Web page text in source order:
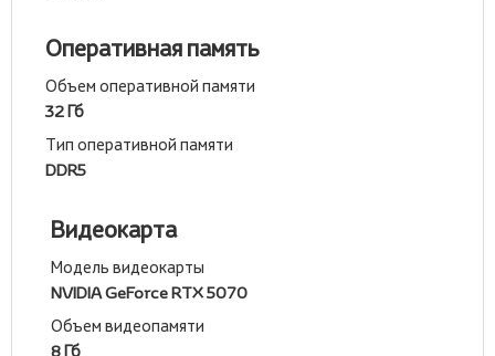
Оперативная память
Объем оперативной памяти
32 Гб
Тип оперативной памяти
DDR5
Видеокарта
Модель видеокарты
NVIDIA GeForce RTX 5070
Объем видеопамяти
8 Гб